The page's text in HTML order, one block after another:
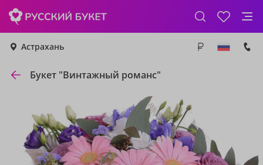
Астрахань
Букет "Винтажный романс"